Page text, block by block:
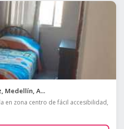
Medellín, A...
en zona centro de fácil accesibilidad,